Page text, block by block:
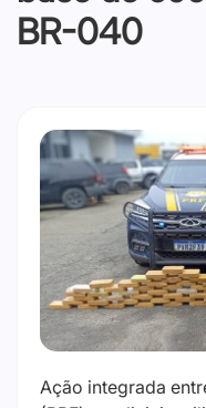
BR-040
Ação integrada